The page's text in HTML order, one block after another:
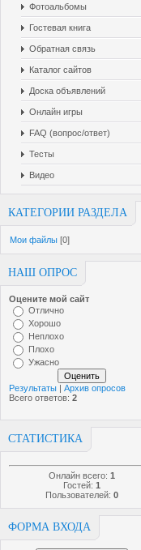
Фотоальбомы
Гостевая книга
Обратная связь
Каталог сайтов
Доска объявлений
Онлайн игры
FAQ (вопрос/ответ)
Тесты
Видео
КАТЕГОРИИ РАЗДЕЛА
Мои файлы [0]
НАШ ОПРОС
Оцените мой сайт
Отлично
Хорошо
Неплохо
Плохо
Ужасно
Результаты | Архив опросов
Всего ответов: 2
СТАТИСТИКА
Онлайн всего: 1
Гостей: 1
Пользователей: 0
ФОРМА ВХОДА